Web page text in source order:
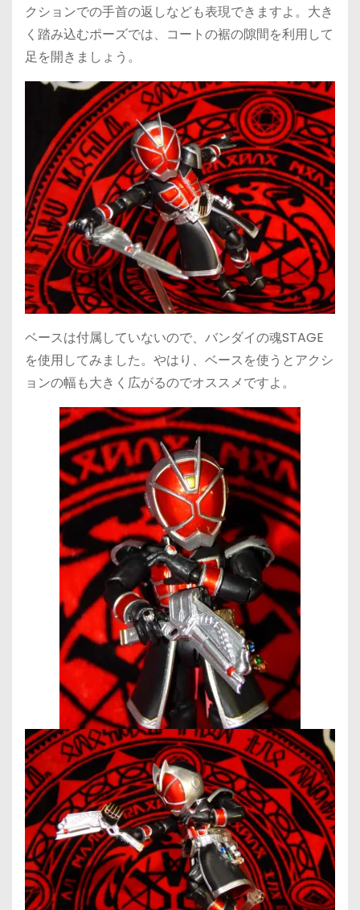
クションでの手首の返しなども表現できますよ。大き
く踏み込むポーズでは、コートの裾の隙間を利用して
足を開きましょう。
ベースは付属していないので、バンダイの魂STAGE
を使用してみました。やはり、ベースを使うとアクシ
ョンの幅も大きく広がるのでオススメですよ。